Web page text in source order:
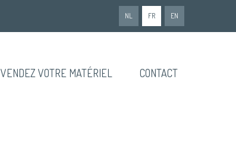
NL FR EN
VENDEZ VOTRE MATÉRIEL CONTACT